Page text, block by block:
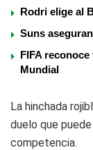
Rodri elige al
Suns
FIFA
Mundial
La hinchada
duelo que
competencia.